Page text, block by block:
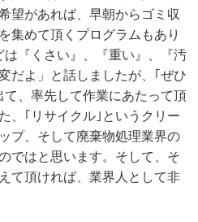
望があれば、早朝からゴミ収
集めて頂くプログラムもあり
は『くさい』、『重い』、『汚
だよ」と話しましたが、｢ぜひ
、率先して作業にあたって頂
、｢リサイクル｣というクリー
プ、そして廃棄物処理業界の
ではと思います。そして、そ
て頂ければ、業界人として非